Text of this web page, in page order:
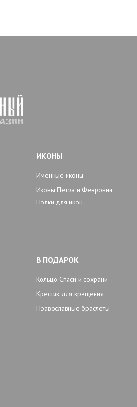
ИКОНЫ
Именные иконы
Иконы Петра и Февронии
Полки для икон
В ПОДАРОК
Кольцо Спаси и сохрани
Крестик для крещения
Православные браслеты